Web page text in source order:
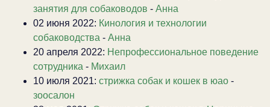
занятия для собаководов - Анна
02 июня 2022: Кинология и технологии
собаководства - Анна
20 апреля 2022: Непрофессиональное поведение
сотрудника - Михаил
10 июля 2021: стрижка собак и кошек в юао -
зоосалон